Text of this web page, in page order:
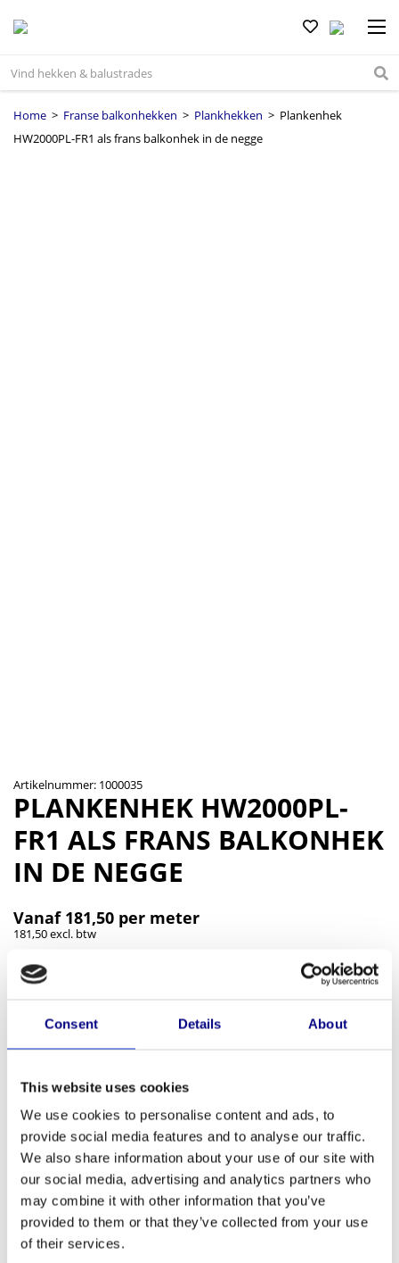
Consent Details About
This website uses cookies
We use cookies to personalise content and ads, to
provide social media features and to analyse our traffic.
We also share information about your use of our site with
our social media, advertising and analytics partners who
may combine it with other information that you’ve
provided to them or that they’ve collected from your use
of their services.
Home > Franse balkonhekken > Plankhekken > Plankenhek
HW2000PL-FR1 als frans balkonhek in de negge
Artikelnummer: 1000035
PLANKENHEK HW2000PL-
FR1 ALS FRANS BALKONHEK
IN DE NEGGE
Vanaf 181,50 per meter
181,50 excl. btw
Unieke aluminium planken/lamellenhek OP MAAT met rechthoekige
balustrade geplaatst, waarbij geen bevestigingsmiddelen zichtbaar
zijn. Door de planken is dit type een
montage in de negge. Aluminium balustrades worden geleverd als
“kit” waarbij u de plankprofielen zelf moet vastschroeven. Als u wilt
dat wij de planken alvast voor u vastschroeven dan kunt u dat
aangeven. Ook voor bezorgen kan dit meerkosten tot gevolg hebben.
Complete panelen zijn lastiger (binnendoor) te transporteren. Lees
meer